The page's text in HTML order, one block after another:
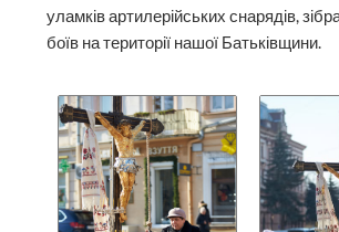
уламків артилерійських снарядів,
боїв на території нашої Батьківщини.